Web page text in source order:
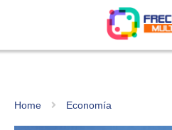
Home Economía